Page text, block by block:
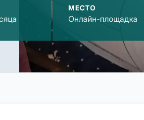
МЕСТО
Онлайн-площадка